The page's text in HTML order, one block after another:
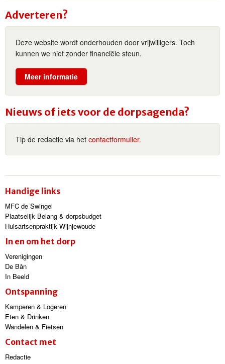
Adverteren?
Deze website wordt onderhouden door vrijwilligers. Toch
kunnen we niet zonder financiële steun.
Meer informatie
Nieuws of iets voor de dorpsagenda?
Tip de redactie via het contactformulier.
Handige links
MFC de Swingel
Plaatselijk Belang & dorpsbudget
Huisartsenpraktijk Wijnjewoude
In en om het dorp
Verenigingen
De Bân
In Beeld
Ontspanning
Kamperen & Logeren
Eten & Drinken
Wandelen & Fietsen
Contact met
Redactie